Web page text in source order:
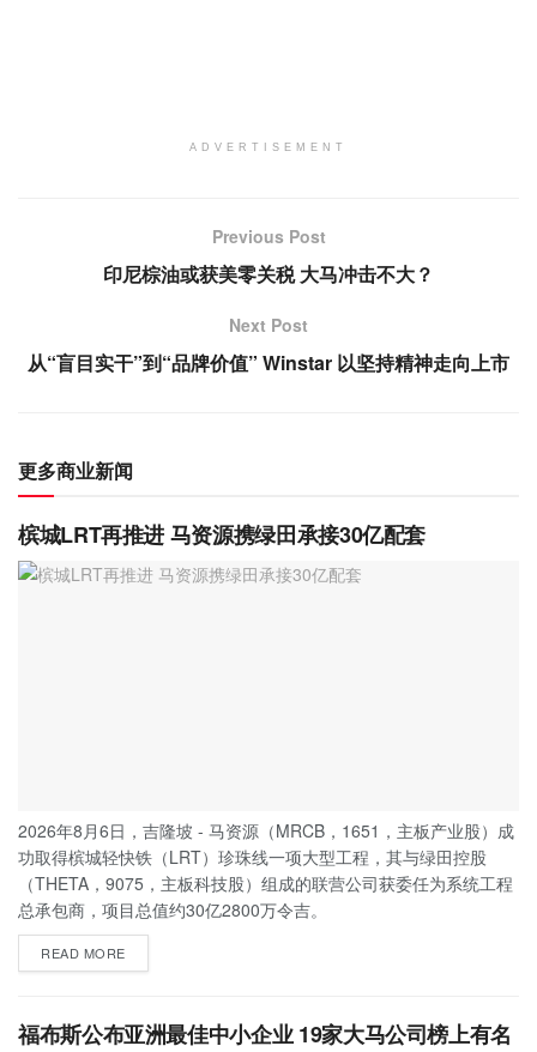
ADVERTISEMENT
Previous Post
印尼棕油或获美零关税 大马冲击不大？
Next Post
从“盲目实干”到“品牌价值” Winstar 以坚持精神走向上市
更多商业新闻
槟城LRT再推进 马资源携绿田承接30亿配套
2026年8月6日，吉隆坡 - 马资源（MRCB，1651，主板产业股）成
功取得槟城轻快铁（LRT）珍珠线一项大型工程，其与绿田控股
（THETA，9075，主板科技股）组成的联营公司获委任为系统工程
总承包商，项目总值约30亿2800万令吉。
READ MORE
福布斯公布亚洲最佳中小企业 19家大马公司榜上有名